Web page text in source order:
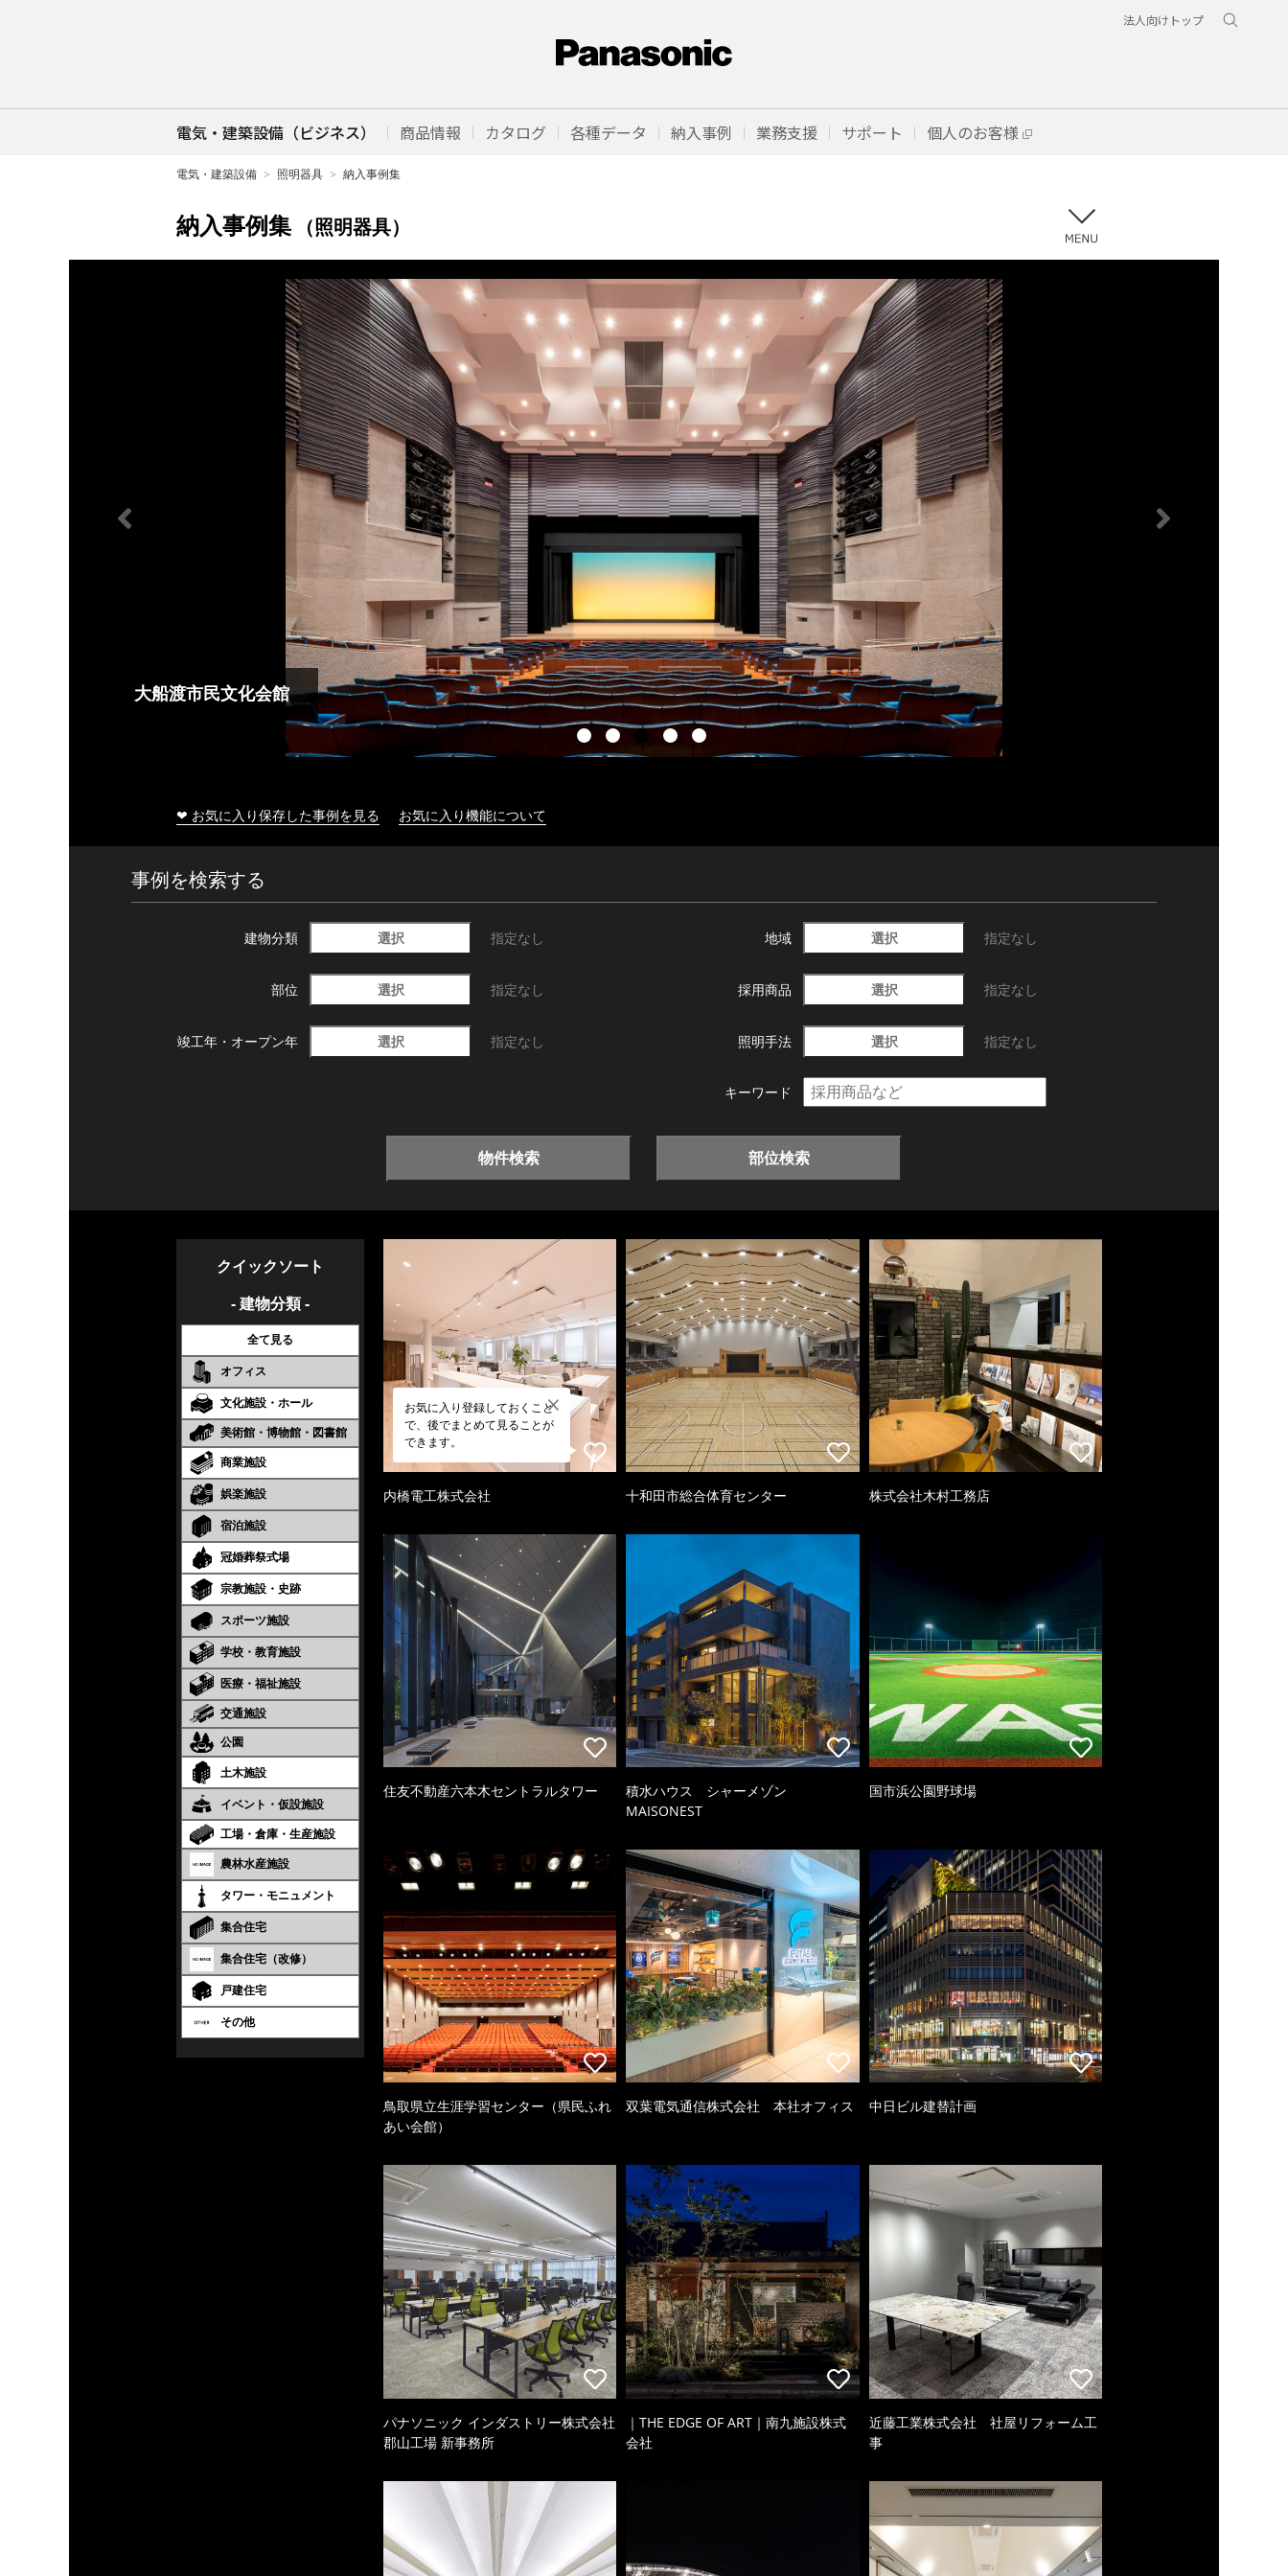
法人向けトップ
電気・建築設備（ビジネス） 商品情報 カタログ 各種データ 納入事例 業務支援 サポート 個人のお客様
電気・建築設備 照明器具 納入事例集
納入事例集 （照明器具）
大船渡市民文化会館
❤ お気に入り保存した事例を見る お気に入り機能について
事例を検索する
建物分類 選択 指定なし 地域 選択 指定なし
部位 選択 指定なし 採用商品 選択 指定なし
竣工年・ オープン年 選択 指定なし 照明手法 選択 指定なし
キーワード
物件検索 部位検索
クイックソート
- 建物分類 -
全て見る
オフィス
文化施設・ホール
美術館・博物館・図書館
商業施設
娯楽施設
宿泊施設
冠婚葬祭式場
宗教施設・史跡
スポーツ施設
学校・教育施設
医療・福祉施設
交通施設
公園
土木施設
イベント・仮設施設
工場・倉庫・生産施設
農林水産施設
タワー・モニュメント
集合住宅
集合住宅（改修）
戸建住宅
その他
お気に入り登録しておくこと
で、後でまとめて見ることが
できます。
内橋電工株式会社 十和田市総合体育センター 株式会社木村工務店
住友不動産六本木セントラルタワー
積水ハウス シャーメゾン
MAISONEST
国市浜公園野球場
鳥取県立生涯学習センター（県民ふれ
あい会館）
双葉電気通信株式会社 本社オフィス 中日ビル建替計画
パナソニック インダストリー株式会社
郡山工場 新事務所
｜THE EDGE OF ART｜南九施設株式
会社
近藤工業株式会社 社屋リフォーム工
事